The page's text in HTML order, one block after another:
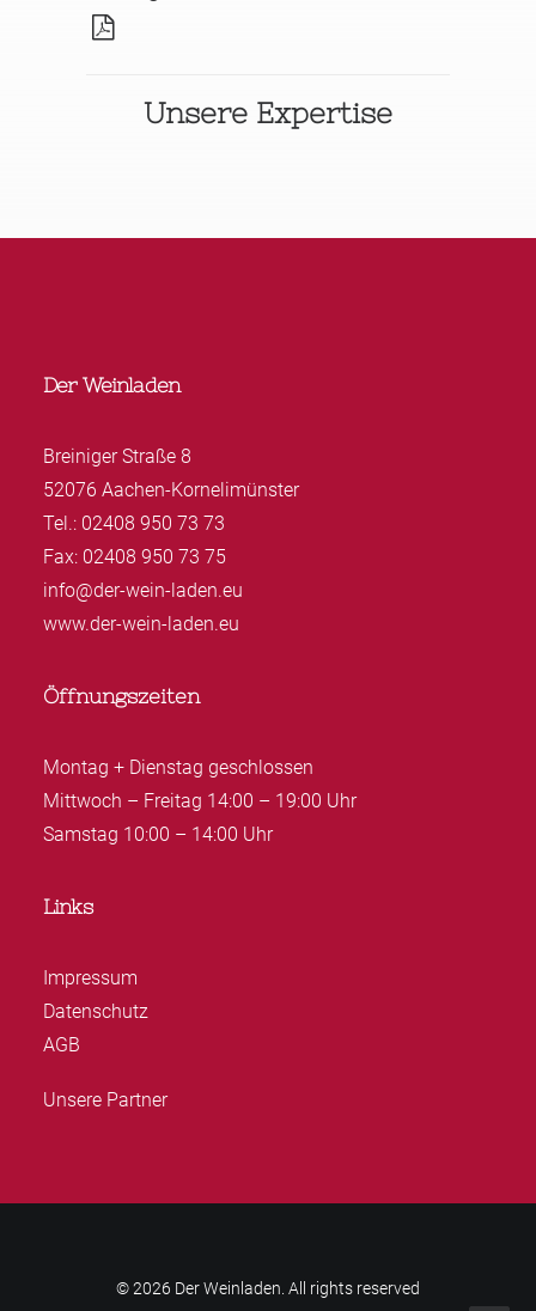
Unsere Expertise
Der Weinladen
Breiniger Straße 8
52076 Aachen-Kornelimünster
Tel.: 02408 950 73 73
Fax: 02408 950 73 75
info@der-wein-laden.eu
www.der-wein-laden.eu
Öffnungszeiten
Montag + Dienstag geschlossen
Mittwoch – Freitag 14:00 – 19:00 Uhr
Samstag 10:00 – 14:00 Uhr
Links
Impressum
Datenschutz
AGB
Unsere Partner
© 2026 Der Weinladen. All rights reserved